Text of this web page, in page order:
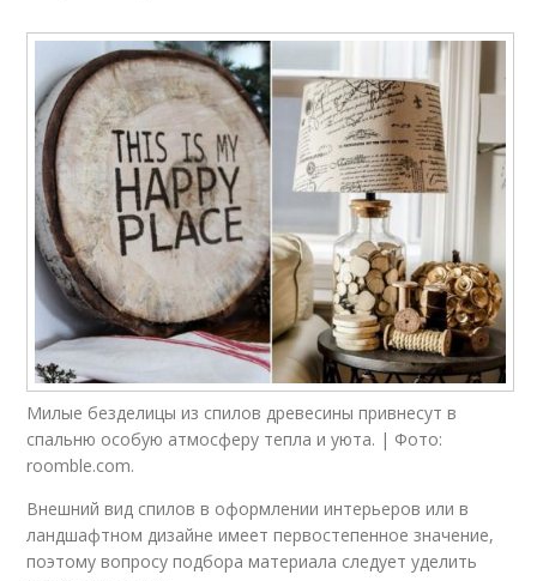
Милые безделицы из спилов древесины привнесут в
спальню особую атмосферу тепла и уюта. | Фото:
roomble.com.
Внешний вид спилов в оформлении интерьеров или в
ландшафтном дизайне имеет первостепенное значение,
поэтому вопросу подбора материала следует уделить